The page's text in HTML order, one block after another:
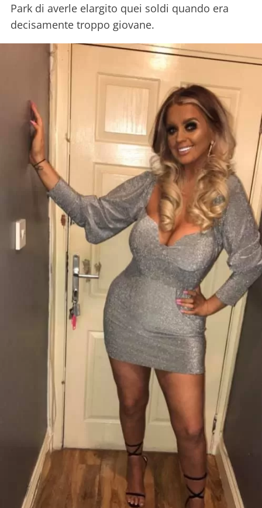
Park di averle elargito quei soldi quando era
decisamente troppo giovane.